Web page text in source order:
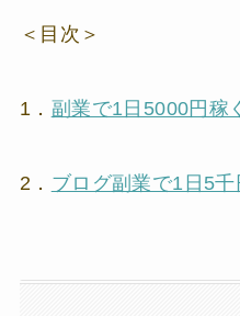
＜目次＞
1． 副業で1日5000円稼
2． ブログ副業で1日5